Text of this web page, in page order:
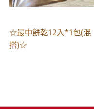
☆最中餅乾12入*1包(混
搭)☆